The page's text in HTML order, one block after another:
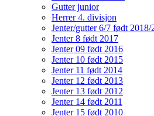
Gutter junior
Herrer 4. divisjon
Jenter/gutter 6/7 født 2018/
Jenter 8 født 2017
Jenter 09 født 2016
Jenter 10 født 2015
Jenter 11 født 2014
Jenter 12 født 2013
Jenter 13 født 2012
Jenter 14 født 2011
Jenter 15 født 2010